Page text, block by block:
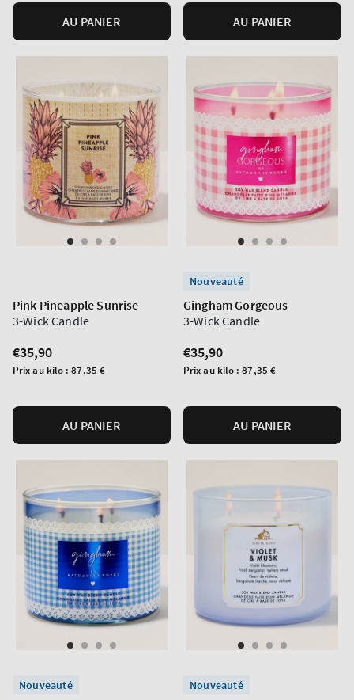
AU PANIER AU PANIER
Pink Pineapple Sunrise
3-Wick Candle
Prix
normal
€35,90
Prix
Prix au kilo :87,35 €
AU PANIER
Nouveauté
Gingham Gorgeous
3-Wick Candle
Prix
normal
€35,90
Prix
Prix au kilo :87,35 €
AU PANIER
Nouveauté Nouveauté